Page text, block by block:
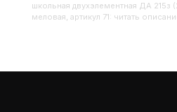
школьная двухэлементная ДА
меловая, артикул 71: читать